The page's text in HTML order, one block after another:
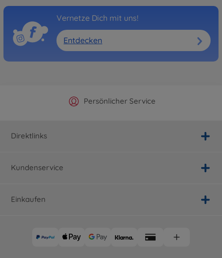
Vernetze Dich mit uns!
Entdecken
Offizieller Hersteller Shop
Persönlicher Service
Versandkostenfrei ab 25€
Schnelle Lieferung
Direktlinks
Kundenservice
Einkaufen